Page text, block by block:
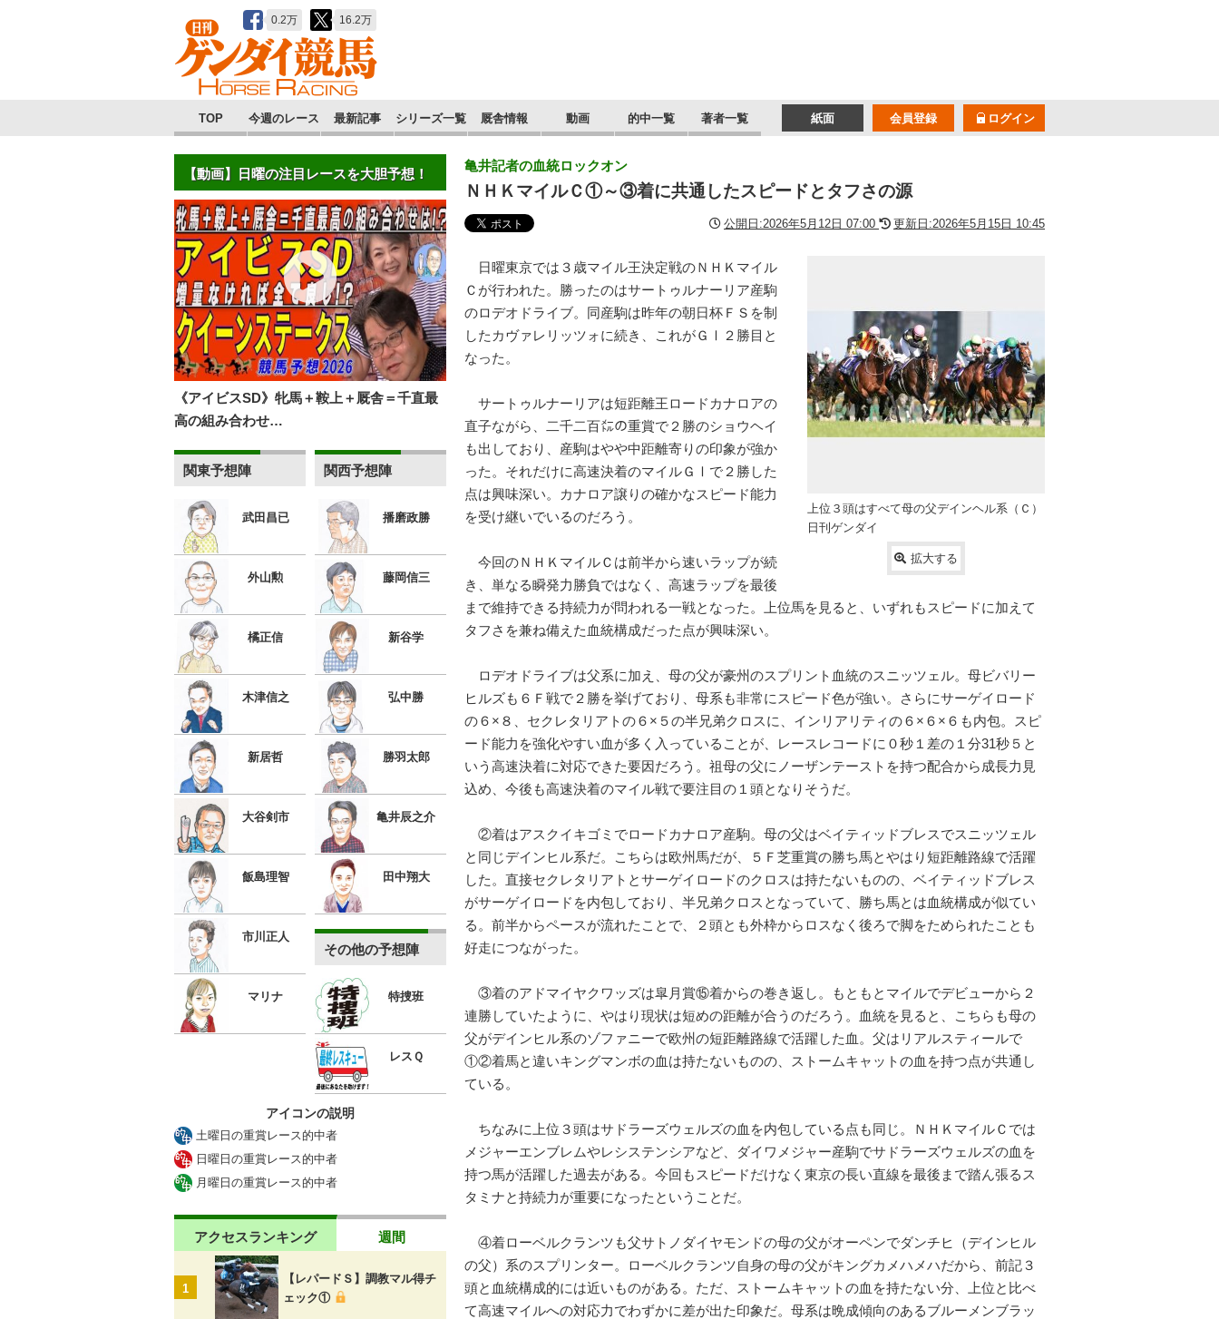
0.2万 16.2万
TOP 今週のレース 最新記事 シリーズ一覧 厩舎情報 動画 的中一覧 著者一覧 ログイン
会員登録
紙面
亀井記者の血統ロックオン
ＮＨＫマイルＣ①～③着に共通したスピードとタフさの源
公開日:2026年5月12日 07:00 更新日:2026年5月15日 10:45
上位３頭はすべて母の父デインヘル系（Ｃ）
日刊ゲンダイ
拡大する
日曜東京では３歳マイル王決定戦のＮＨＫマイル
Ｃが行われた。勝ったのはサートゥルナーリア産駒
のロデオドライブ。同産駒は昨年の朝日杯ＦＳを制
したカヴァレリッツォに続き、これがＧⅠ２勝目と
なった。
サートゥルナーリアは短距離王ロードカナロアの
直子ながら、二千二百㍍の重賞で２勝のショウヘイ
も出しており、産駒はやや中距離寄りの印象が強か
った。それだけに高速決着のマイルＧⅠで２勝した
点は興味深い。カナロア譲りの確かなスピード能力
を受け継いでいるのだろう。
今回のＮＨＫマイルＣは前半から速いラップが続
き、単なる瞬発力勝負ではなく、高速ラップを最後
まで維持できる持続力が問われる一戦となった。上位馬を見ると、いずれもスピードに加えて
タフさを兼ね備えた血統構成だった点が興味深い。
ロデオドライブは父系に加え、母の父が豪州のスプリント血統のスニッツェル。母ビバリー
ヒルズも６Ｆ戦で２勝を挙げており、母系も非常にスピード色が強い。さらにサーゲイロード
の６×８、セクレタリアトの６×５の半兄弟クロスに、インリアリティの６×６×６も内包。スピ
ード能力を強化やすい血が多く入っていることが、レースレコードに０秒１差の１分31秒５と
いう高速決着に対応できた要因だろう。祖母の父にノーザンテーストを持つ配合から成長力見
込め、今後も高速決着のマイル戦で要注目の１頭となりそうだ。
②着はアスクイキゴミでロードカナロア産駒。母の父はベイティッドブレスでスニッツェル
と同じデインヒル系だ。こちらは欧州馬だが、５Ｆ芝重賞の勝ち馬とやはり短距離路線で活躍
した。直接セクレタリアトとサーゲイロードのクロスは持たないものの、ベイティッドブレス
がサーゲイロードを内包しており、半兄弟クロスとなっていて、勝ち馬とは血統構成が似てい
る。前半からペースが流れたことで、２頭とも外枠からロスなく後ろで脚をためられたことも
好走につながった。
③着のアドマイヤクワッズは皐月賞⑮着からの巻き返し。もともとマイルでデビューから２
連勝していたように、やはり現状は短めの距離が合うのだろう。血統を見ると、こちらも母の
父がデインヒル系のゾファニーで欧州の短距離路線で活躍した血。父はリアルスティールで
①②着馬と違いキングマンボの血は持たないものの、ストームキャットの血を持つ点が共通し
ている。
ちなみに上位３頭はサドラーズウェルズの血を内包している点も同じ。ＮＨＫマイルＣでは
メジャーエンブレムやレシステンシアなど、ダイワメジャー産駒でサドラーズウェルズの血を
持つ馬が活躍した過去がある。今回もスピードだけなく東京の長い直線を最後まで踏ん張るス
タミナと持続力が重要になったということだ。
④着ローベルクランツも父サトノダイヤモンドの母の父がオーペンでダンチヒ（デインヒル
の父）系のスプリンター。ローベルクランツ自身の母の父がキングカメハメハだから、前記３
頭と血統構成的には近いものがある。ただ、ストームキャットの血を持たない分、上位と比べ
て高速マイルへの対応力でわずかに差が出た印象だ。母系は晩成傾向のあるブルーメンブラッ
【動画】日曜の注目レースを大胆予想！
《アイビスSD》牝馬＋鞍上＋厩舎＝千直最
高の組み合わせ…
関東予想陣
武田昌已
外山勲
橘正信
木津信之
新居哲
大谷剣市
飯島理智
市川正人
マリナ
関西予想陣
播磨政勝
藤岡信三
新谷学
弘中勝
勝羽太郎
亀井辰之介
田中翔大
その他の予想陣
特捜班
レスＱ
アイコンの説明
土曜日の重賞レース的中者
日曜日の重賞レース的中者
月曜日の重賞レース的中者
アクセスランキング 週間
1
【レパードＳ】調教マル得チ
ェック①